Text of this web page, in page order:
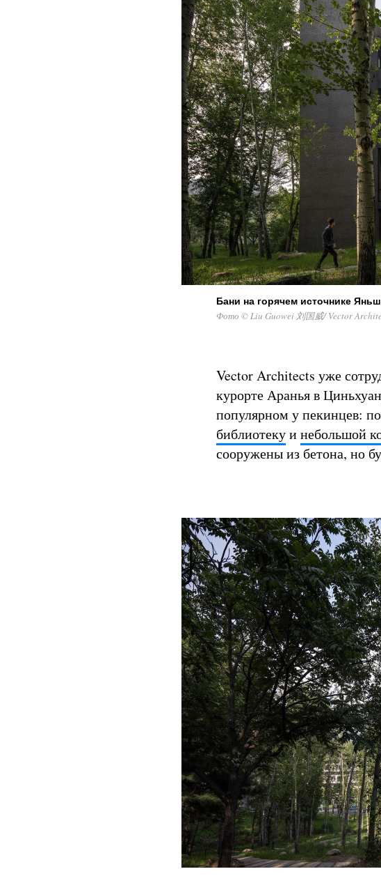
Бани на горячем источнике
Фото © Liu Guowei 刘国威/ Vector
Vector Architects уже
курорте Аранья в
популярном у пекинцев:
библиотекуинебольшой
сооружены из бетона, но